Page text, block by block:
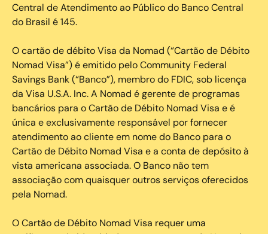
Central de Atendimento ao Público do Banco Central
do Brasil é 145.
O cartão de débito Visa da Nomad (“Cartão de Débito
Nomad Visa”) é emitido pelo Community Federal
Savings Bank (“Banco”), membro do FDIC, sob licença
da Visa U.S.A. Inc. A Nomad é gerente de programas
bancários para o Cartão de Débito Nomad Visa e é
única e exclusivamente responsável por fornecer
atendimento ao cliente em nome do Banco para o
Cartão de Débito Nomad Visa e a conta de depósito à
vista americana associada. O Banco não tem
associação com quaisquer outros serviços oferecidos
pela Nomad.
O Cartão de Débito Nomad Visa requer uma